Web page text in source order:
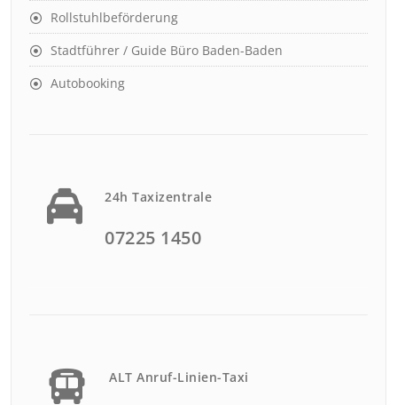
Rollstuhlbeförderung
Stadtführer / Guide Büro Baden-Baden
Autobooking
24h Taxizentrale
07225 1450
ALT Anruf-Linien-Taxi